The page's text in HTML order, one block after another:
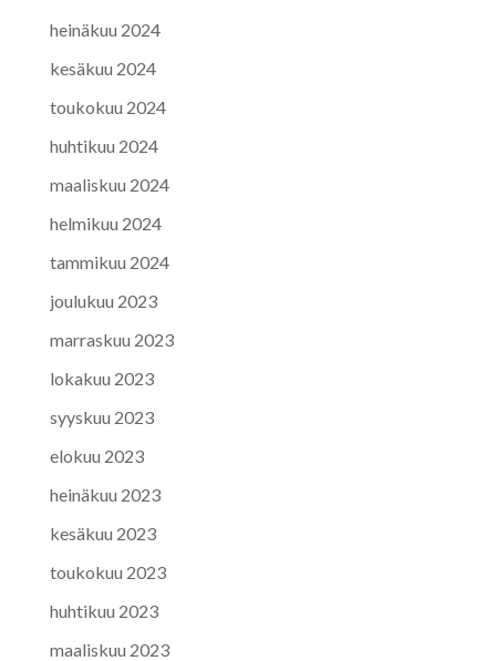
heinäkuu 2024
kesäkuu 2024
toukokuu 2024
huhtikuu 2024
maaliskuu 2024
helmikuu 2024
tammikuu 2024
joulukuu 2023
marraskuu 2023
lokakuu 2023
syyskuu 2023
elokuu 2023
heinäkuu 2023
kesäkuu 2023
toukokuu 2023
huhtikuu 2023
maaliskuu 2023